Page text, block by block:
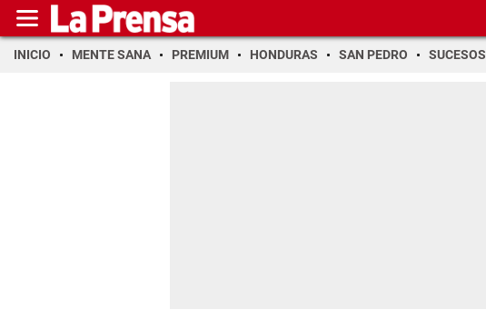
INICIO MENTE SANA PREMIUM HONDURAS SAN PEDRO SUCESOS